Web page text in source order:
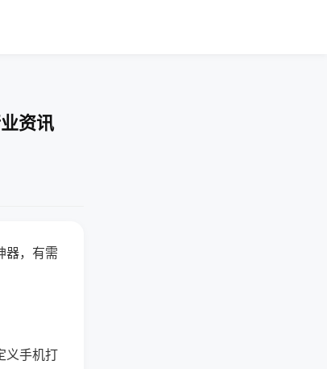
资讯
器，有需
义手机打